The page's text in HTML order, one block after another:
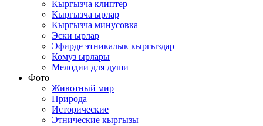
Кыргызча клиптер
Кыргызча ырлар
Кыргызча минусовка
Эски ырлар
Эфирде этникалык кыргыздар
Комуз ырлары
Мелодии для души
Фото
Животный мир
Природа
Исторические
Этнические кыргызы